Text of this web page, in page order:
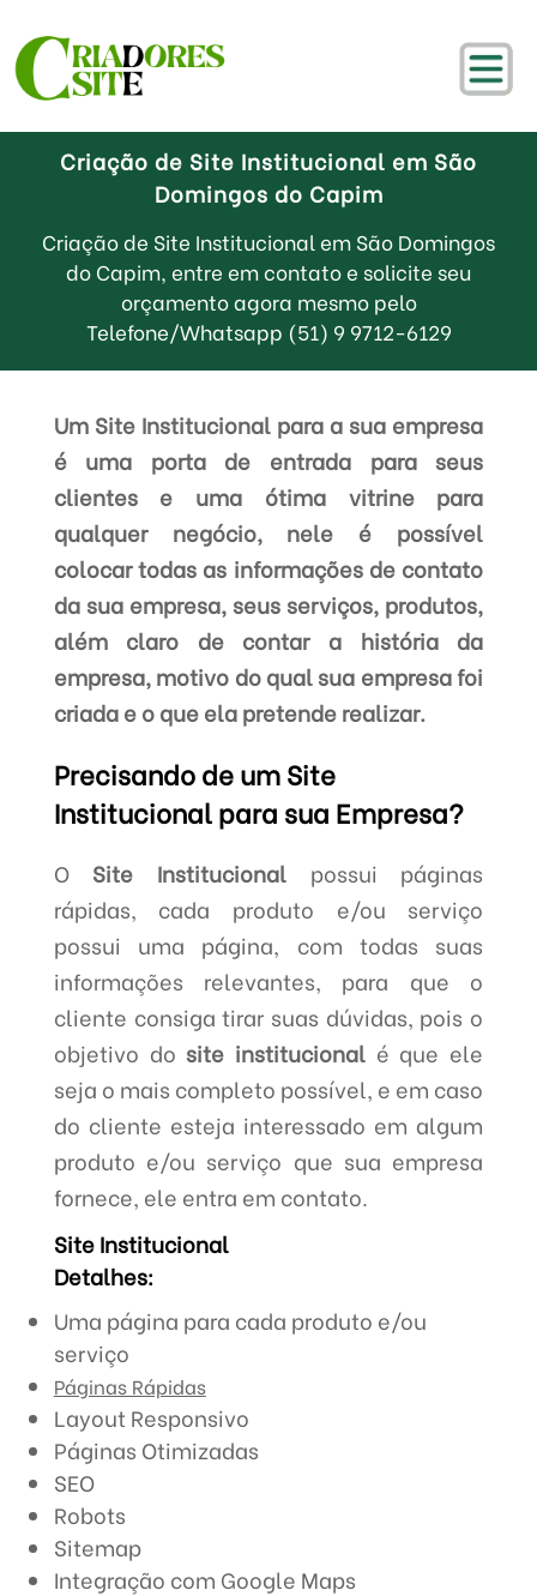
Criação de Site Institucional em São
Domingos do Capim
Criação de Site Institucional em São Domingos
do Capim, entre em contato e solicite seu
orçamento agora mesmo pelo
Telefone/Whatsapp (51) 9 9712-6129
Um Site Institucional para a sua empresa
é uma porta de entrada para seus
clientes e uma ótima vitrine para
qualquer negócio, nele é possível
colocar todas as informações de contato
da sua empresa, seus serviços, produtos,
além claro de contar a história da
empresa, motivo do qual sua empresa foi
criada e o que ela pretende realizar.
Precisando de um Site
Institucional para sua Empresa?
O Site Institucional possui páginas
rápidas, cada produto e/ou serviço
possui uma página, com todas suas
informações relevantes, para que o
cliente consiga tirar suas dúvidas, pois o
objetivo do site institucional é que ele
seja o mais completo possível, e em caso
do cliente esteja interessado em algum
produto e/ou serviço que sua empresa
fornece, ele entra em contato.
Site Institucional
Detalhes:
Uma página para cada produto e/ou
serviço
Páginas Rápidas
Layout Responsivo
Páginas Otimizadas
SEO
Robots
Sitemap
Integração com Google Maps